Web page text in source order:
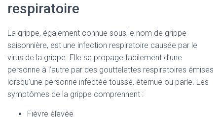
respiratoire
La grippe, également connue sous le nom de grippe
saisonnière, est une infection respiratoire causée par le
virus de la grippe. Elle se propage facilement d’une
personne à l’autre par des gouttelettes respiratoires émises
lorsqu’une personne infectée tousse, éternue ou parle. Les
symptômes de la grippe comprennent :
Fièvre élevée